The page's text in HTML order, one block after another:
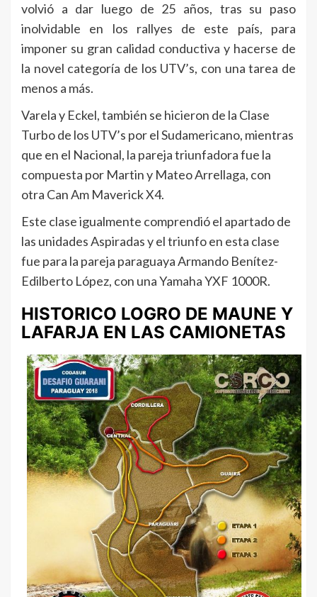
volvió a dar luego de 25 años, tras su paso
inolvidable en los rallyes de este país, para
imponer su gran calidad conductiva y hacerse de
la novel categoría de los UTV’s, con una tarea de
menos a más.
Varela y Eckel, también se hicieron de la Clase
Turbo de los UTV’s por el Sudamericano, mientras
que en el Nacional, la pareja triunfadora fue la
compuesta por Martin y Mateo Arrellaga, con
otra Can Am Maverick X4.
Este clase igualmente comprendió el apartado de
las unidades Aspiradas y el triunfo en esta clase
fue para la pareja paraguaya Armando Benítez-
Edilberto López, con una Yamaha YXF 1000R.
HISTORICO LOGRO DE MAUNE Y
LAFARJA EN LAS CAMIONETAS